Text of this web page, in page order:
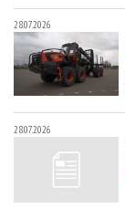
28.07.2026
28.07.2026